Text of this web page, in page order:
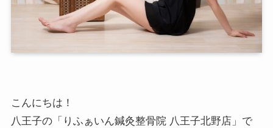
こんにちは！
八王子の「りふぁいん鍼灸整骨院 八王子北野店」で